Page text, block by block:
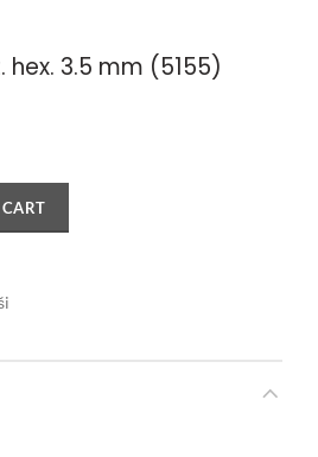
hex. 3.5 mm (5155)